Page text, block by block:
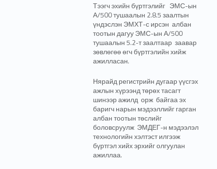
Тээгч эхийн бүртгэлийг ЭМС-ын
А/500 тушаалын 2.8.5 заалтын
үндэслэн ЭМХТ-с ирсэн албан
тоотын дагуу ЭМС-ын А/500
тушаалын 5.2-т заалтаар заавар
зөвлөгөө өгч бүртгэлийн хийж
ажилласан.
Нярайд регистрийн дугаар үүсгэх
ажлын хүрээнд төрөх тасагт
шинээр ажилд орж байгаа эх
баригч нарын мэдээллийг гарган
албан тоотын төслийг
боловсруулж ЭМДЕГ-н мэдээлэл
технологийн хэлтэст илгээж
бүртгэл хийх эрхийг олгуулан
ажиллаа.